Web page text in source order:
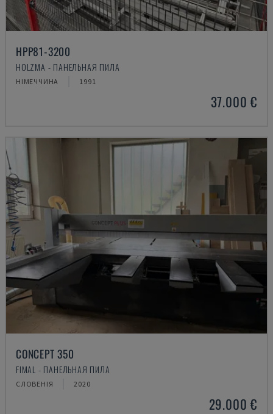
HPP81-3200
HOLZMA - ПАНЕЛЬНАЯ ПИЛА
НІМЕЧЧИНА 1991
37.000 €
CONCEPT 350
FIMAL - ПАНЕЛЬНАЯ ПИЛА
СЛОВЕНІЯ 2020
29.000 €